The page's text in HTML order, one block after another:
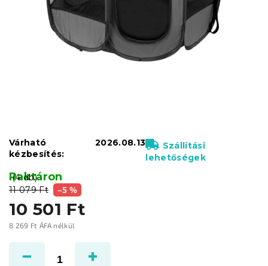
11 079 Ft –5 %
10 501 Ft
8 269 Ft ÁFA nélkül
Raktáron
(4 db)
Várható
kézbesítés:
2026.08.13
Szállítási
lehetőségek